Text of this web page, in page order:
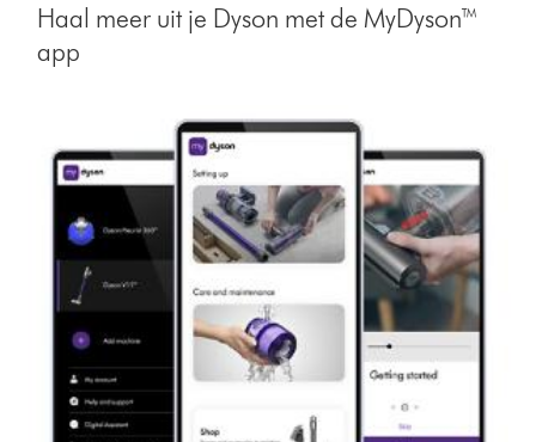
Haal meer uit je Dyson met de MyDyson™
app